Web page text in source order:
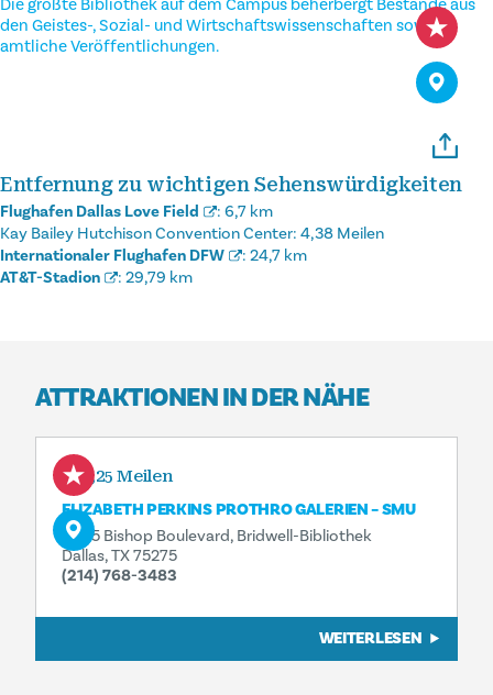
Die größte Bibliothek auf dem Campus beherbergt Bestände aus
den Geistes-, Sozial- und Wirtschaftswissenschaften sowie
amtliche Veröffentlichungen.
Entfernung zu wichtigen Sehenswürdigkeiten
Flughafen Dallas Love Field : 6,7 km
Kay Bailey Hutchison Convention Center: 4,38 Meilen
Internationaler Flughafen DFW
: 24,7 km
AT&T-Stadion
: 29,79 km
ATTRAKTIONEN IN DER NÄHE
0,25 Meilen
ELIZABETH PERKINS PROTHRO GALERIEN – SMU
6005 Bishop Boulevard, Bridwell-Bibliothek
Dallas, TX 75275
(214) 768-3483
WEITERLESEN